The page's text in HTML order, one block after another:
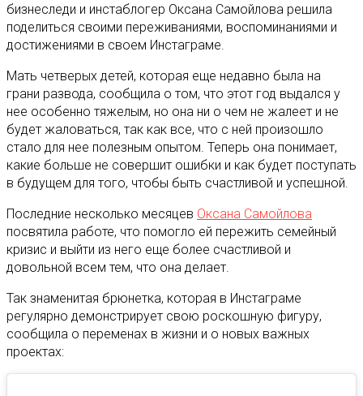
бизнеследи и инстаблогер Оксана Самойлова решила
поделиться своими переживаниями, воспоминаниями и
достижениями в своем Инстаграме.
Мать четверых детей, которая еще недавно была на
грани развода, сообщила о том, что этот год выдался у
нее особенно тяжелым, но она ни о чем не жалеет и не
будет жаловаться, так как все, что с ней произошло
стало для нее полезным опытом. Теперь она понимает,
какие больше не совершит ошибки и как будет поступать
в будущем для того, чтобы быть счастливой и успешной.
Последние несколько месяцев Оксана Самойлова
посвятила работе, что помогло ей пережить семейный
кризис и выйти из него еще более счастливой и
довольной всем тем, что она делает.
Так знаменитая брюнетка, которая в Инстаграме
регулярно демонстрирует свою роскошную фигуру,
сообщила о переменах в жизни и о новых важных
проектах: